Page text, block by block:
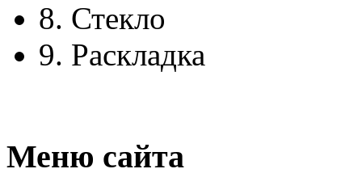
8. Стекло
9. Раскладка
Меню сайта